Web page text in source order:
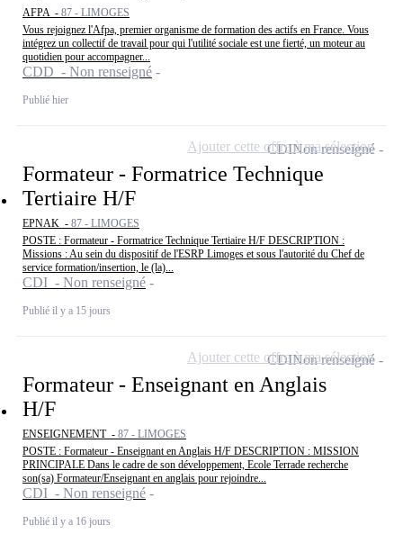
AFPA - 87 - LIMOGES
Vous rejoignez l'Afpa, premier organisme de formation des actifs en France. Vous
intégrez un collectif de travail pour qui l'utilité sociale est une fierté, un moteur au
quotidien pour accompagner...
CDD - Non renseigné
Publié hier
Formateur - Formatrice Technique
Tertiaire H/F
EPNAK - 87 - LIMOGES
POSTE : Formateur - Formatrice Technique Tertiaire H/F DESCRIPTION :
Missions : Au sein du dispositif de l'ESRP Limoges et sous l'autorité du Chef de
service formation/insertion, le (la)...
CDI - Non renseigné
Publié il y a 15 jours
CDINon renseigné
Ajouter cette offre à ma sélection
Formateur - Enseignant en Anglais
H/F
ENSEIGNEMENT - 87 - LIMOGES
POSTE : Formateur - Enseignant en Anglais H/F DESCRIPTION : MISSION
PRINCIPALE Dans le cadre de son développement, Ecole Terrade recherche
son(sa) Formateur/Enseignant en anglais pour rejoindre...
CDI - Non renseigné
Publié il y a 16 jours
CDINon renseigné
Ajouter cette offre à ma sélection